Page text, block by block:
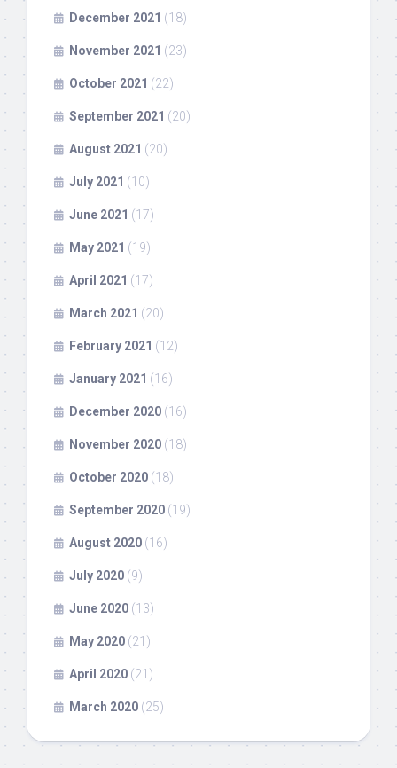
December 2021 (18)
November 2021 (23)
October 2021 (22)
September 2021 (20)
August 2021 (20)
July 2021 (10)
June 2021 (17)
May 2021 (19)
April 2021 (17)
March 2021 (20)
February 2021 (12)
January 2021 (16)
December 2020 (16)
November 2020 (18)
October 2020 (18)
September 2020 (19)
August 2020 (16)
July 2020 (9)
June 2020 (13)
May 2020 (21)
April 2020 (21)
March 2020 (25)